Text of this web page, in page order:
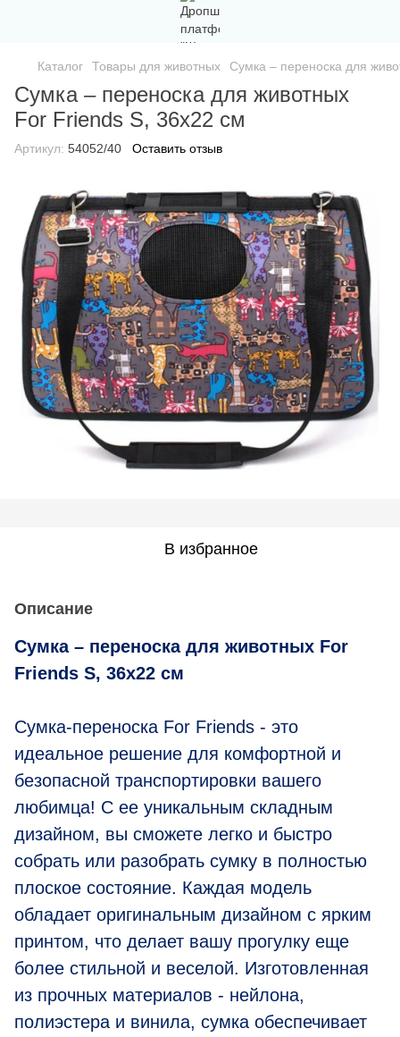
Каталог Товары для животных Сумка – переноска для
Сумка – переноска для животных
For Friends S, 36х22 см
Артикул: 54052/40 Оставить отзыв
В избранное
Описание
Сумка – переноска для животных For
Friends S, 36х22 см
Сумка-переноска For Friends - это
идеальное решение для комфортной и
безопасной транспортировки вашего
любимца! С ее уникальным складным
дизайном, вы сможете легко и быстро
собрать или разобрать сумку в полностью
плоское состояние. Каждая модель
обладает оригинальным дизайном с ярким
принтом, что делает вашу прогулку еще
более стильной и веселой. Изготовленная
из прочных материалов - нейлона,
полиэстера и винила, сумка обеспечивает